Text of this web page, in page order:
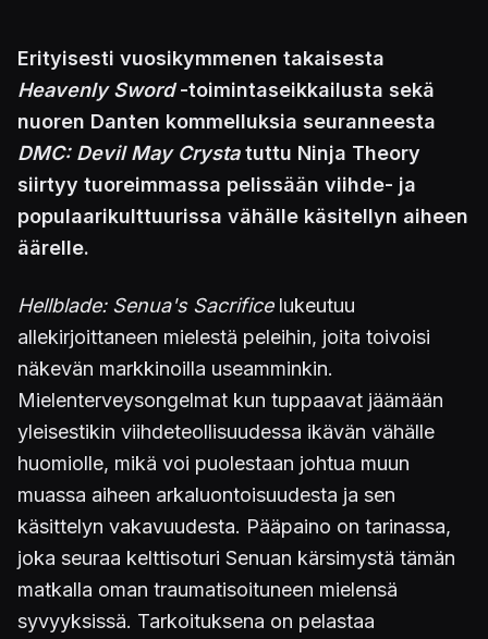
Erityisesti vuosikymmenen takaisesta
Heavenly Sword-toimintaseikkailusta sekä
nuoren Danten kommelluksia seuranneesta
DMC: Devil May Crystatuttu Ninja Theory
siirtyy tuoreimmassa pelissään viihde- ja
populaarikulttuurissa vähälle käsitellyn aiheen
äärelle.
Hellblade: Senua's Sacrificelukeutuu
allekirjoittaneen mielestä peleihin, joita toivoisi
näkevän markkinoilla useamminkin.
Mielenterveysongelmat kun tuppaavat jäämään
yleisestikin viihdeteollisuudessa ikävän vähälle
huomiolle, mikä voi puolestaan johtua muun
muassa aiheen arkaluontoisuudesta ja sen
käsittelyn vakavuudesta. Pääpaino on tarinassa,
joka seuraa kelttisoturi Senuan kärsimystä tämän
matkalla oman traumatisoituneen mielensä
syvyyksissä. Tarkoituksena on pelastaa